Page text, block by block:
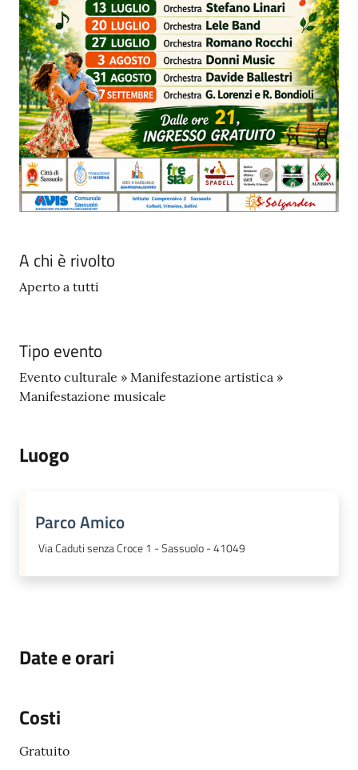
A chi è rivolto
Aperto a tutti
Tipo evento
Evento culturale » Manifestazione artistica »
Manifestazione musicale
Luogo
Parco Amico
Via Caduti senza Croce 1 - Sassuolo - 41049
Date e orari
Costi
Gratuito